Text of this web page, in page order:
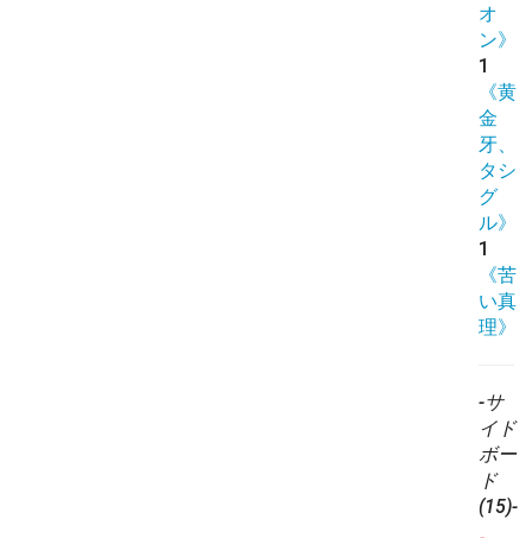
オ
ン》
1
《黄
金
牙、
タシ
グ
ル》
1
《苦
い真
理》
-サ
イド
ボー
ド
(15)-